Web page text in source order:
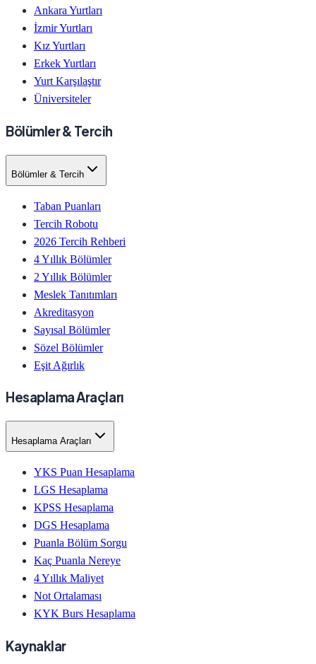
Ankara Yurtları
İzmir Yurtları
Kız Yurtları
Erkek Yurtları
Yurt Karşılaştır
Üniversiteler
Bölümler & Tercih
Bölümler & Tercih
Taban Puanları
Tercih Robotu
2026 Tercih Rehberi
4 Yıllık Bölümler
2 Yıllık Bölümler
Meslek Tanıtımları
Akreditasyon
Sayısal Bölümler
Sözel Bölümler
Eşit Ağırlık
Hesaplama Araçları
Hesaplama Araçları
YKS Puan Hesaplama
LGS Hesaplama
KPSS Hesaplama
DGS Hesaplama
Puanla Bölüm Sorgu
Kaç Puanla Nereye
4 Yıllık Maliyet
Not Ortalaması
KYK Burs Hesaplama
Kaynaklar